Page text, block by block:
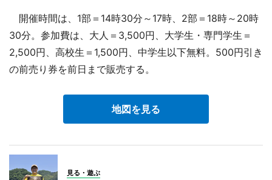
開催時間は、1部＝14時30分～17時、2部＝18時～20時
30分。参加費は、大人＝3,500円、大学生・専門学生＝
2,500円、高校生＝1,500円、中学生以下無料。500円引き
の前売り券を前日まで販売する。
地図を見る
見る・遊ぶ